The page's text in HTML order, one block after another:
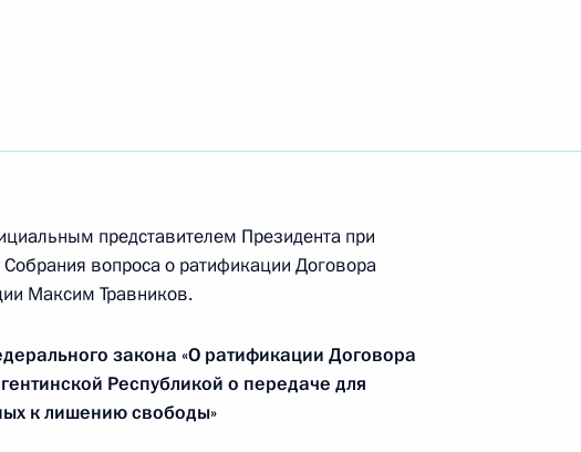
совета НИЦ «Курчатовский институт»
представителем Президента при
вопроса о ратификации Договора
Максим Травников.
закона «О ратификации Договора
Республикой о передаче для
к лишению свободы»